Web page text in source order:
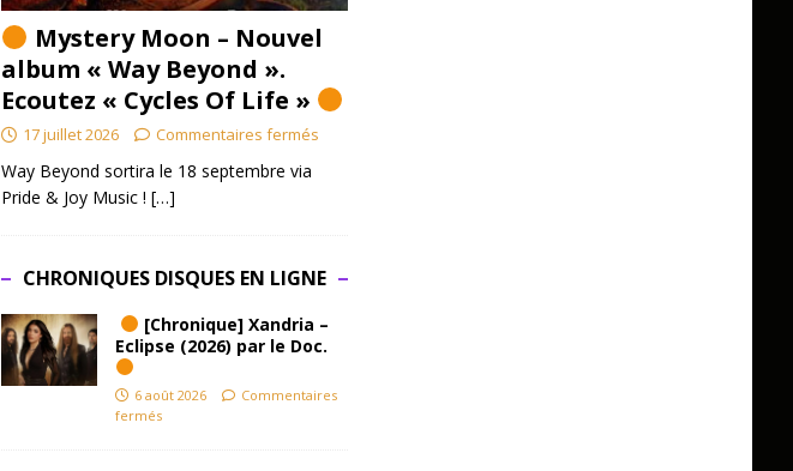
Mystery Moon – Nouvel
album « Way Beyond ».
Ecoutez « Cycles Of Life »
17 juillet 2026 Commentaires fermés
Way Beyond sortira le 18 septembre via
Pride & Joy Music ! […]
CHRONIQUES DISQUES EN LIGNE
[Chronique] Xandria –
Eclipse (2026) par le Doc.
6 août 2026
Commentaires
fermés